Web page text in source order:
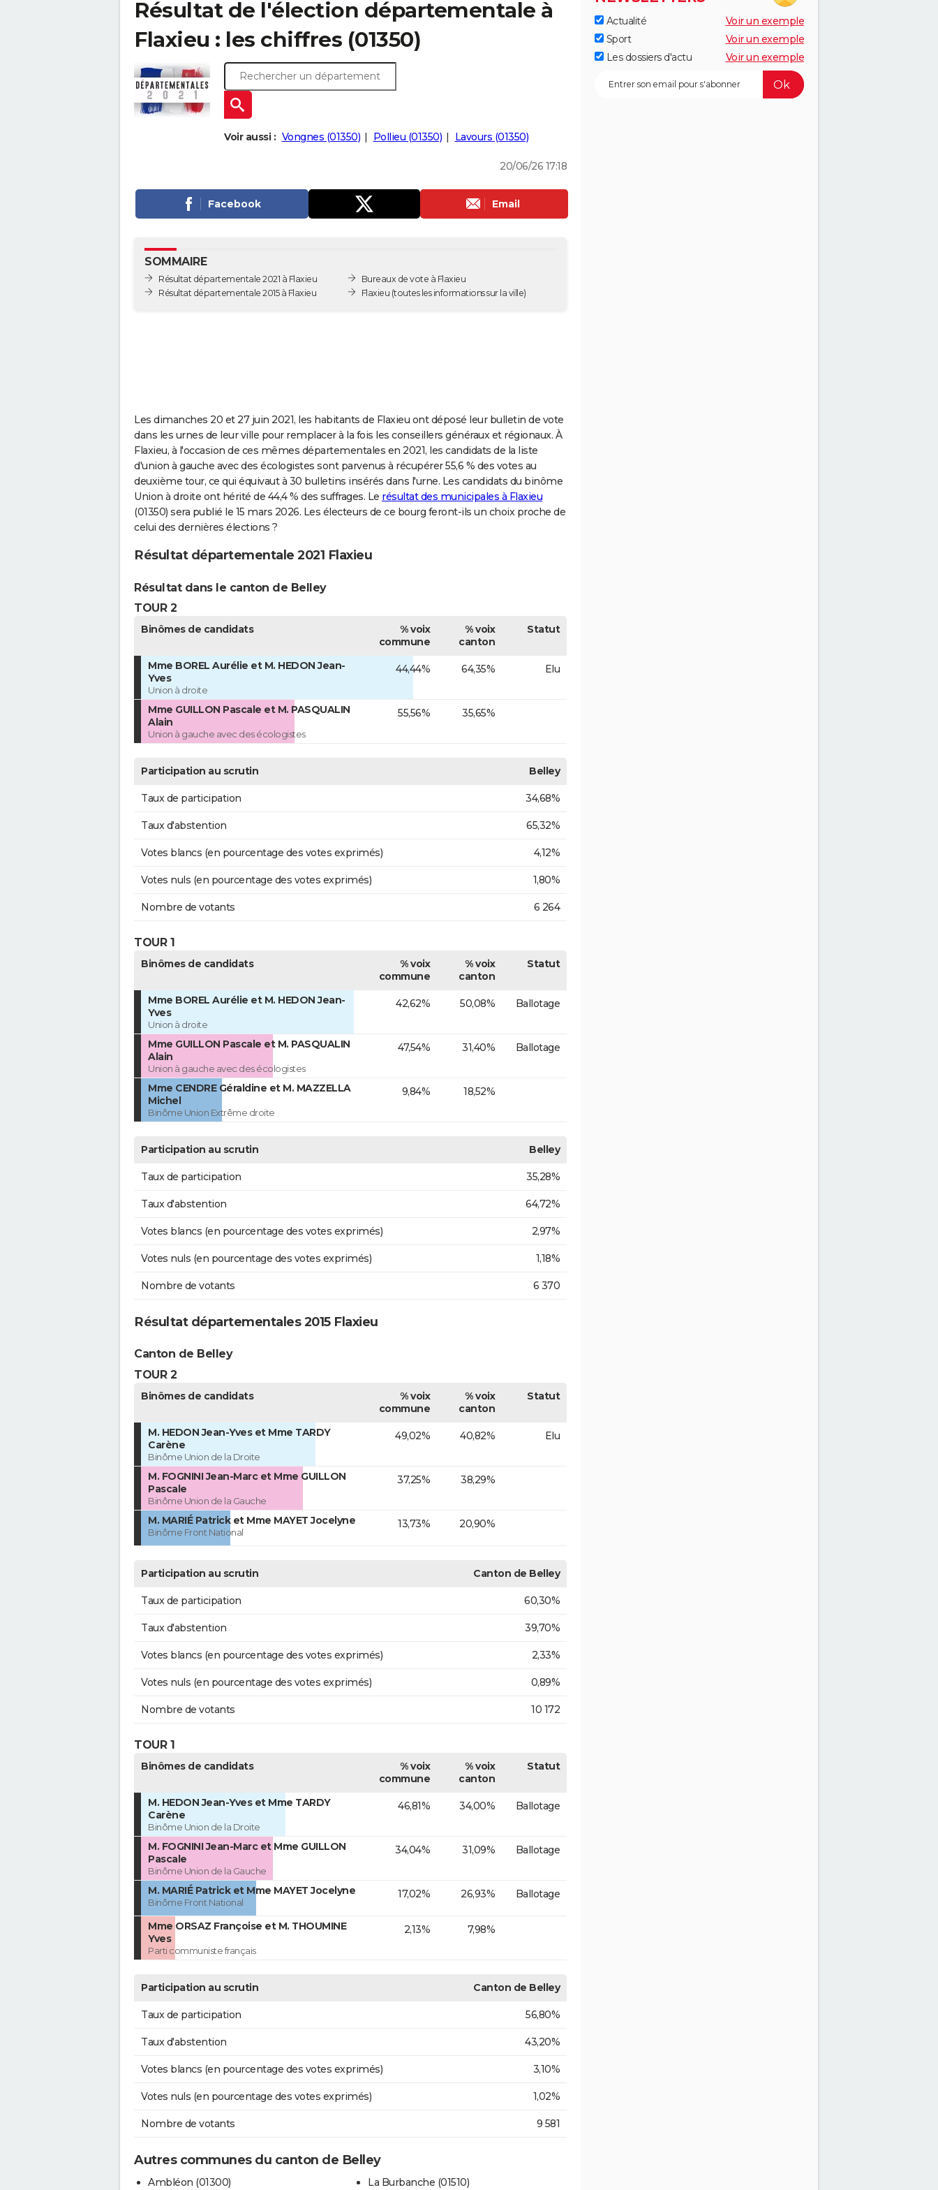
Résultat de l'élection départementale à
Flaxieu : les chiffres (01350)
Voir aussi : Vongnes (01350) Pollieu (01350) Lavours (01350)
20/06/26 17:18
Facebook Email
SOMMAIRE
Résultat départementale 2021 à Flaxieu
Résultat départementale 2015 à Flaxieu
Bureaux de vote à Flaxieu
Flaxieu (toutes les informations sur la ville)
Les dimanches 20 et 27 juin 2021, les habitants de Flaxieu ont déposé leur bulletin de vote
dans les urnes de leur ville pour remplacer à la fois les conseillers généraux et régionaux. À
Flaxieu, à l'occasion de ces mêmes départementales en 2021, les candidats de la liste
d'union à gauche avec des écologistes sont parvenus à récupérer 55,6 % des votes au
deuxième tour, ce qui équivaut à 30 bulletins insérés dans l'urne. Les candidats du binôme
Union à droite ont hérité de 44,4 % des suffrages. Le résultat des municipales à Flaxieu
(01350) sera publié le 15 mars 2026. Les électeurs de ce bourg feront-ils un choix proche de
celui des dernières élections ?
Résultat départementale 2021 Flaxieu
Résultat dans le canton de Belley
TOUR 2
Binômes de candidats
% voix
commune
% voix
canton
Statut
Mme BOREL Aurélie et M. HEDON Jean-
Yves
Union à droite
44,44% 64,35% Elu
Mme GUILLON Pascale et M. PASQUALIN
Alain
Union à gauche avec des écologistes
55,56% 35,65%
Participation au scrutin Belley
Taux de participation 34,68%
Taux d'abstention 65,32%
Votes blancs (en pourcentage des votes exprimés) 4,12%
Votes nuls (en pourcentage des votes exprimés) 1,80%
Nombre de votants 6 264
TOUR 1
Binômes de candidats
% voix
commune
% voix
canton
Statut
Mme BOREL Aurélie et M. HEDON Jean-
Yves
Union à droite
42,62% 50,08% Ballotage
Mme GUILLON Pascale et M. PASQUALIN
Alain
Union à gauche avec des écologistes
47,54% 31,40% Ballotage
Mme CENDRE Géraldine et M. MAZZELLA
Michel
Binôme Union Extrême droite
9,84% 18,52%
Participation au scrutin Belley
Taux de participation 35,28%
Taux d'abstention 64,72%
Votes blancs (en pourcentage des votes exprimés) 2,97%
Votes nuls (en pourcentage des votes exprimés) 1,18%
Nombre de votants 6 370
Résultat départementales 2015 Flaxieu
Canton de Belley
TOUR 2
Binômes de candidats
% voix
commune
% voix
canton
Statut
M. HEDON Jean-Yves et Mme TARDY
Carène
Binôme Union de la Droite
49,02% 40,82% Elu
M. FOGNINI Jean-Marc et Mme GUILLON
Pascale
Binôme Union de la Gauche
37,25% 38,29%
M. MARIÉ Patrick et Mme MAYET Jocelyne
Binôme Front National
13,73% 20,90%
Participation au scrutin Canton de Belley
Taux de participation 60,30%
Taux d'abstention 39,70%
Votes blancs (en pourcentage des votes exprimés) 2,33%
Votes nuls (en pourcentage des votes exprimés) 0,89%
Nombre de votants 10 172
TOUR 1
Binômes de candidats
% voix
commune
% voix
canton
Statut
M. HEDON Jean-Yves et Mme TARDY
Carène
Binôme Union de la Droite
46,81% 34,00% Ballotage
M. FOGNINI Jean-Marc et Mme GUILLON
Pascale
Binôme Union de la Gauche
34,04% 31,09% Ballotage
M. MARIÉ Patrick et Mme MAYET Jocelyne
Binôme Front National
17,02% 26,93% Ballotage
Mme ORSAZ Françoise et M. THOUMINE
Yves
Parti communiste français
2,13% 7,98%
Participation au scrutin Canton de Belley
Taux de participation 56,80%
Taux d'abstention 43,20%
Votes blancs (en pourcentage des votes exprimés) 3,10%
Votes nuls (en pourcentage des votes exprimés) 1,02%
Nombre de votants 9 581
Autres communes du canton de Belley
Ambléon (01300) La Burbanche (01510)
Actualité
Voir un exemple
Sport
Voir un exemple
Les dossiers d'actu
Voir un exemple